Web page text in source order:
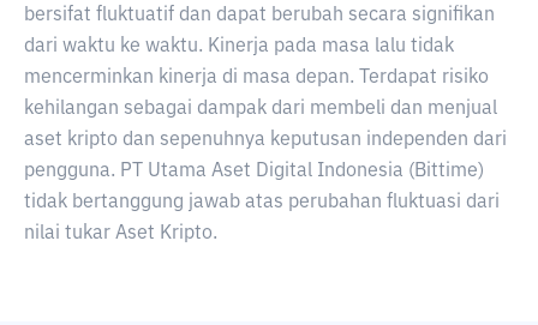
bersifat fluktuatif dan dapat berubah secara signifikan
dari waktu ke waktu. Kinerja pada masa lalu tidak
mencerminkan kinerja di masa depan. Terdapat risiko
kehilangan sebagai dampak dari membeli dan menjual
aset kripto dan sepenuhnya keputusan independen dari
pengguna. PT Utama Aset Digital Indonesia (Bittime)
tidak bertanggung jawab atas perubahan fluktuasi dari
nilai tukar Aset Kripto.